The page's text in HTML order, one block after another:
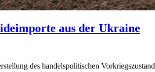
aus der Ukraine
des handelspolitischen